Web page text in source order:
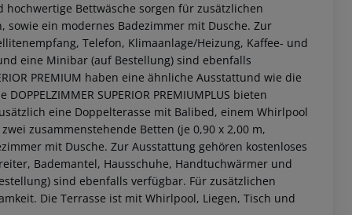
Bettwäsche sorgen für zusätzlichen
sowie ein modernes Badezimmer mit Dusche. Zur
Telefon, Klimaanlage/Heizung, Kaffee- und
eine Minibar (auf Bestellung) sind ebenfalls
PREMIUM haben eine ähnliche Ausstattund wie die
DOPPELZIMMER SUPERIOR PREMIUMPLUS bieten
eine Doppelterasse mit Balibed, einem Whirlpool
zwei zusammenstehende Betten (je 0,90 x 2,00 m,
mit Dusche. Zur Ausstattung gehören kostenloses
Bademantel, Hausschuhe, Handtuchwärmer und
sind ebenfalls verfügbar. Für zusätzlichen
Die Terrasse ist mit Whirlpool, Liegen, Tisch und